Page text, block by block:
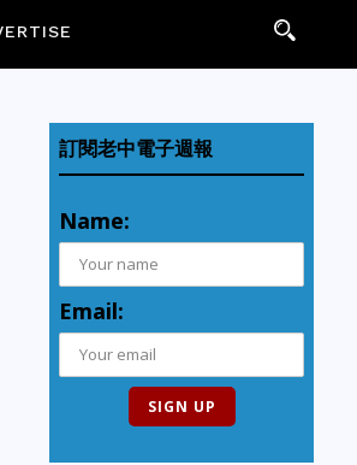
訂閱老中電子週報
Name:
Email: